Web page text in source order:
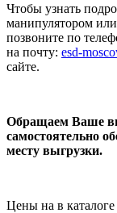
Чтобы узнать
манипулятором или
позвоните по
на почту: esd-
сайте.
Обращаем Ваше
самостоятельно
месту выгрузки.
Цены на в каталоге